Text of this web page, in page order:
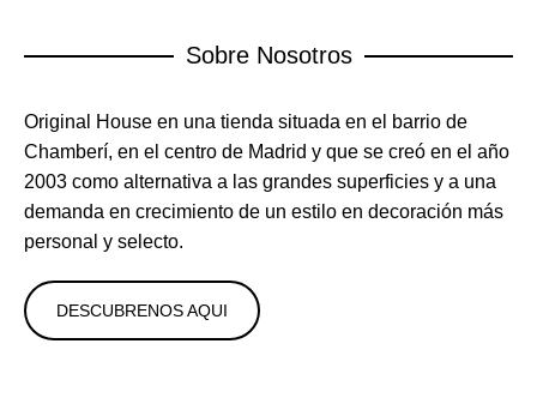
Sobre Nosotros
Original House en una tienda situada en el barrio de
Chamberí, en el centro de Madrid y que se creó en el año
2003 como alternativa a las grandes superficies y a una
demanda en crecimiento de un estilo en decoración más
personal y selecto.
DESCUBRENOS AQUI